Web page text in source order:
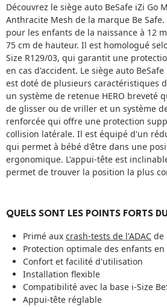
Découvrez le siège auto BeSafe iZi Go
Anthracite Mesh de la marque Be
pour les enfants de la naissance à 12
75 cm de hauteur. Il est homologué
Size R129/03, qui garantit une
en cas d'accident. Le siège auto
est doté de plusieurs caractéristiques
un système de retenue HERO breveté
de glisser ou de vriller et un système
renforcée qui offre une protection
collision latérale. Il est équipé d'un
qui permet à bébé d'être dans une
ergonomique. L'appui-tête est
permet de trouver la position la plus
QUELS SONT LES POINTS FORTS
Primé aux crash-tests de l'ADAC de
Protection optimale des enfants en
Confort et facilité d'utilisation
Installation flexible
Compatibilité avec la base i-Size
Appui-tête réglable